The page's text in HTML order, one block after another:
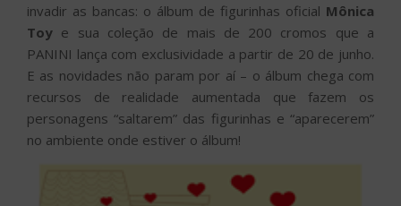
invadir as bancas: o álbum de figurinhas oficial Mônica
Toy e sua coleção de mais de 200 cromos que a
PANINI lança com exclusividade a partir de 20 de junho.
E as novidades não param por aí – o álbum chega com
recursos de realidade aumentada que fazem os
personagens “saltarem” das figurinhas e “aparecerem”
no ambiente onde estiver o álbum!